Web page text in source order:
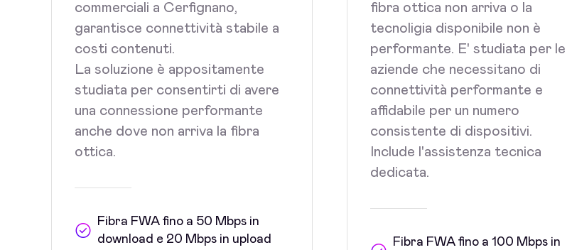
commerciali a Cerfignano,
garantisce connettività stabile a
costi contenuti.
La soluzione è appositamente
studiata per consentirti di avere
una connessione performante
anche dove non arriva la fibra
ottica.
Fibra FWA fino a 50 Mbps in
download e 20 Mbps in upload
fibra ottica non arriva o la
tecnoligia disponibile non è
performante. E' studiata per le
aziende che necessitano di
connettività performante e
affidabile per un numero
consistente di dispositivi.
Include l'assistenza tecnica
dedicata.
Fibra FWA fino a 100 Mbps in